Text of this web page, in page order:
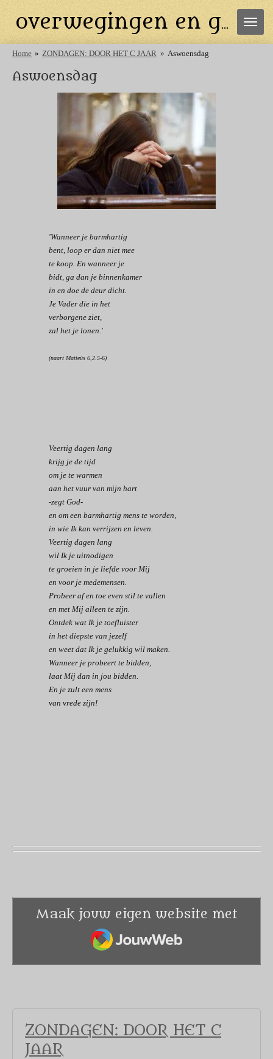
direct
de
overwegingen en gebeden
Home » ZONDAGEN: DOOR HET C JAAR » Aswoensdag
Aswoensdag
'Wanneer je barmhartig
bent, loop er dan niet mee
te koop. En wanneer je
bidt, ga dan je binnenkamer
in en doe de deur dicht.
Je Vader die in het
verborgene ziet,
zal het je lonen.'
(naart Matteüs 6,2.5-6)
Veertig dagen lang
krijg je de tijd
om je te warmen
aan het vuur van mijn hart
-zegt God-
en om een barmhartig mens te worden,
in wie Ik kan verrijzen en leven.
Veertig dagen lang
wil Ik je uitnodigen
te groeien in je liefde voor Mij
en voor je medemensen.
Probeer af en toe even stil te vallen
en met Mij alleen te zijn.
Ontdek wat Ik je toefluister
in het diepste van jezelf
en weet dat Ik je gelukkig wil maken.
Wanneer je probeert te bidden,
laat Mij dan in jou bidden.
En je zult een mens
van vrede zijn!
Maak jouw eigen website met
JouwWeb
ZONDAGEN: DOOR HET C
JAAR